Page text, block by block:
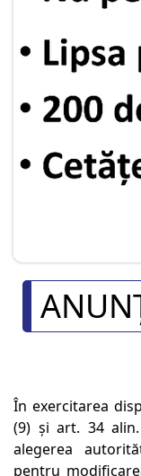
În exercitarea
(9) şi art. 34
alegerea
pentru